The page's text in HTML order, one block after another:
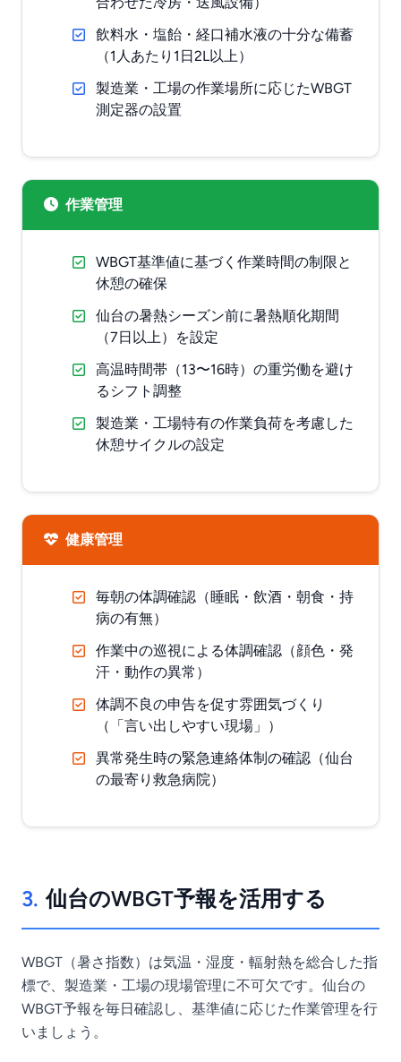
飲料水・塩飴・経口補水液の十分な備蓄
（1人あたり1日2L以上）
製造業・工場の作業場所に応じたWBGT
測定器の設置
作業管理
WBGT基準値に基づく作業時間の制限と
休憩の確保
仙台の暑熱シーズン前に暑熱順化期間
（7日以上）を設定
高温時間帯（13〜16時）の重労働を避け
るシフト調整
製造業・工場特有の作業負荷を考慮した
休憩サイクルの設定
健康管理
毎朝の体調確認（睡眠・飲酒・朝食・持
病の有無）
作業中の巡視による体調確認（顔色・発
汗・動作の異常）
体調不良の申告を促す雰囲気づくり
（「言い出しやすい現場」）
異常発生時の緊急連絡体制の確認（仙台
の最寄り救急病院）
3. 仙台のWBGT予報を活用する
WBGT（暑さ指数）は気温・湿度・輻射熱を総合した指
標で、製造業・工場の現場管理に不可欠です。仙台の
WBGT予報を毎日確認し、基準値に応じた作業管理を行
いましょう。